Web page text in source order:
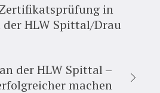
in
HLW Spittal/Drau
der HLW Spittal –
machen